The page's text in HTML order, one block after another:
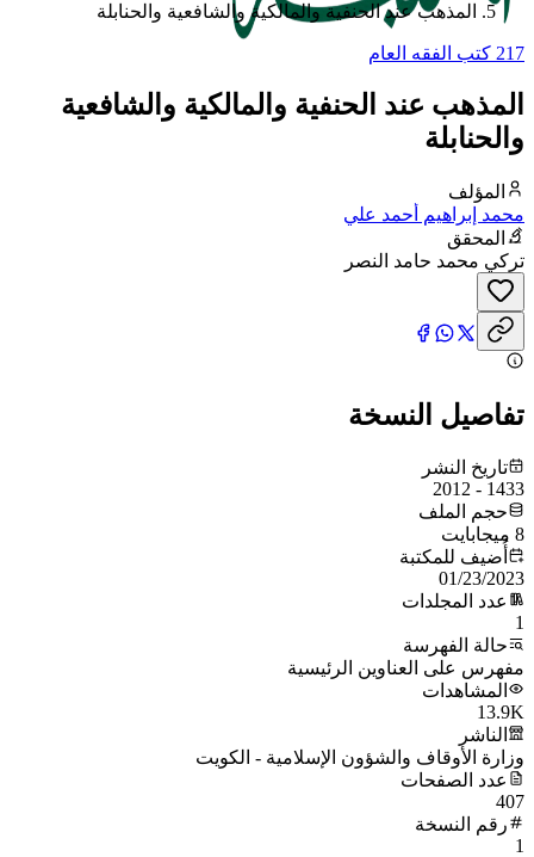
المذهب عند الحنفية والمالكية والشافعية والحنابلة
217 كتب الفقه العام
المذهب عند الحنفية والمالكية والشافعية
والحنابلة
المؤلف
محمد إبراهيم أحمد علي
المحقق
تركي محمد حامد النصر
تفاصيل النسخة
تاريخ النشر
1433 - 2012
حجم الملف
8 ميجابايت
أُضيف للمكتبة
01/23/2023
عدد المجلدات
1
حالة الفهرسة
مفهرس على العناوين الرئيسية
المشاهدات
13.9K
الناشر
وزارة الأوقاف والشؤون الإسلامية - الكويت
عدد الصفحات
407
رقم النسخة
1